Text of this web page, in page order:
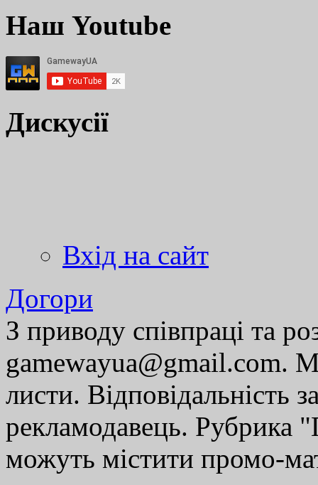
Наш Youtube
Дискусії
Вхід на сайт
Догори
З приводу співпраці та
gamewayua@gmail.com.
листи. Відповідальність
рекламодавець. Рубрика
можуть містити промо-